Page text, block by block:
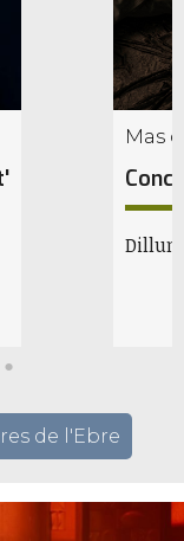
Mas
de l'Ebre